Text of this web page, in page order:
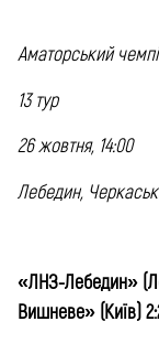
Аматорський
13 тур
26 жовтня, 14:00
Лебедин,
«ЛНЗ-Лебедин»
Вишневе» (Київ)